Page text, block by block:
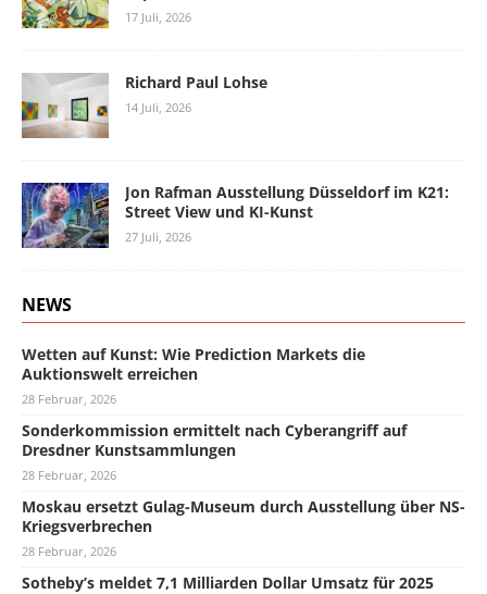
17 Juli, 2026
Richard Paul Lohse
14 Juli, 2026
Jon Rafman Ausstellung Düsseldorf im K21:
Street View und KI-Kunst
27 Juli, 2026
NEWS
Wetten auf Kunst: Wie Prediction Markets die
Auktionswelt erreichen
28 Februar, 2026
Sonderkommission ermittelt nach Cyberangriff auf
Dresdner Kunstsammlungen
28 Februar, 2026
Moskau ersetzt Gulag-Museum durch Ausstellung über NS-
Kriegsverbrechen
28 Februar, 2026
Sotheby’s meldet 7,1 Milliarden Dollar Umsatz für 2025